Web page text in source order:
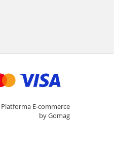
Platforma E-commerce
by Gomag